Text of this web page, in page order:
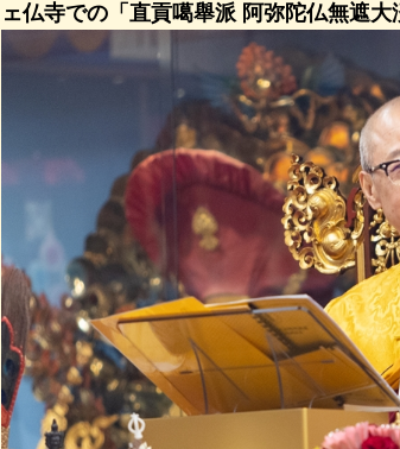
ェ仏寺での「直貢噶舉派 阿弥陀仏無遮